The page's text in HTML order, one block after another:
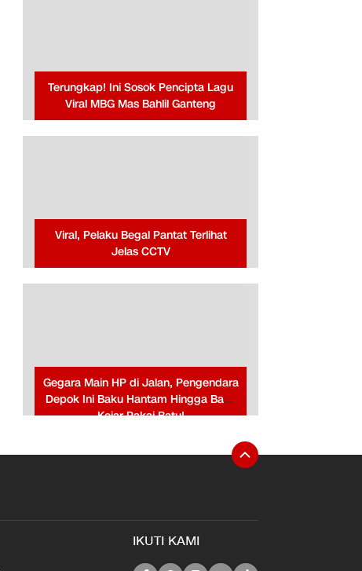
Terungkap! Ini Sosok Pencipta Lagu
Viral MBG Mas Bahlil Ganteng
Viral, Pelaku Begal Pantat Terlihat
Jelas CCTV
Gegara Main HP di Jalan, Pengendara
Depok Ini Baku Hantam Hingga Baku
Kejar Pakai Batu!
IKUTI KAMI